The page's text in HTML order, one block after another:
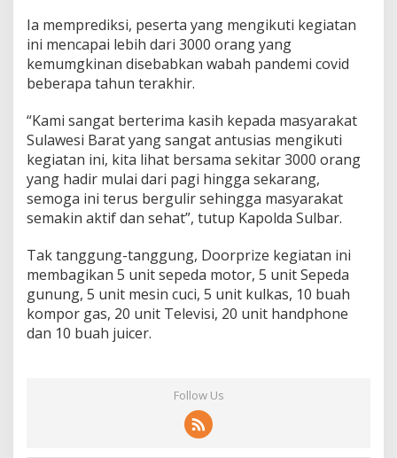
n
P
a
n
i
M
a
n
a
k
a
r
a
Ia memprediksi, peserta yang mengikuti kegiatan
ini mencapai lebih dari 3000 orang yang
kemumgkinan disebabkan wabah pandemi covid
beberapa tahun terakhir.
“Kami sangat berterima kasih kepada masyarakat
Sulawesi Barat yang sangat antusias mengikuti
kegiatan ini, kita lihat bersama sekitar 3000 orang
yang hadir mulai dari pagi hingga sekarang,
semoga ini terus bergulir sehingga masyarakat
semakin aktif dan sehat”, tutup Kapolda Sulbar.
Tak tanggung-tanggung, Doorprize kegiatan ini
membagikan 5 unit sepeda motor, 5 unit Sepeda
gunung, 5 unit mesin cuci, 5 unit kulkas, 10 buah
kompor gas, 20 unit Televisi, 20 unit handphone
dan 10 buah juicer.
Follow Us